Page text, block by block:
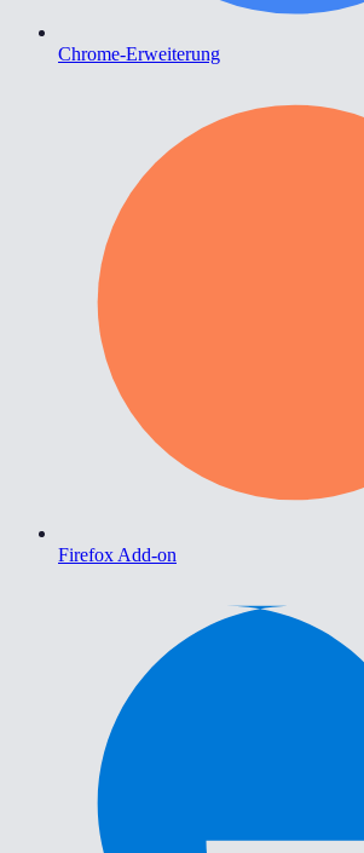
Chrome-Erweiterung
Firefox Add-on